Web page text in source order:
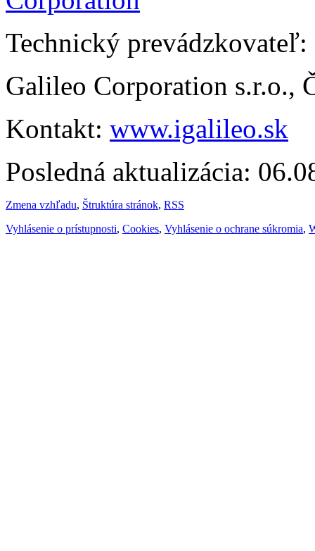
Technický prevádzkovateľ:
Galileo Corporation s.r.o.,
Kontakt: www.igalileo.sk
Posledná aktualizácia:
Zmena vzhľadu, Štruktúra stránok, RSS
Vyhlásenie o prístupnosti, Cookies, Vyhlásenie o ochrane súkromia,